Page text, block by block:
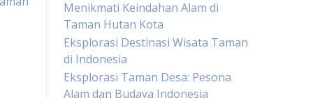
Menikmati Keindahan Alam di
Taman Hutan Kota
Eksplorasi Destinasi Wisata Taman
di Indonesia
Eksplorasi Taman Desa: Pesona
Alam dan Budaya Indonesia